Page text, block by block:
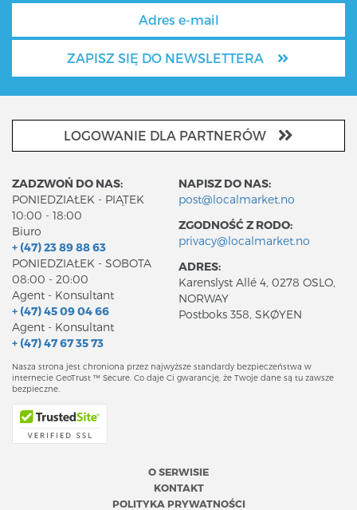
ZAPISZ SIĘ DO NEWSLETTERA
LOGOWANIE DLA PARTNERÓW
ZADZWOŃ DO NAS:
PONIEDZIAŁEK - PIĄTEK
10:00 - 18:00
Biuro
+ (47) 23 89 88 63
PONIEDZIAŁEK - SOBOTA
08:00 - 20:00
Agent - Konsultant
+ (47) 45 09 04 66
Agent - Konsultant
+ (47) 47 67 35 73
NAPISZ DO NAS:
post@localmarket.no
ZGODNOŚĆ Z RODO:
privacy@localmarket.no
ADRES:
Karenslyst Allé 4, 0278 OSLO,
NORWAY
Postboks 358, SKØYEN
Nasza strona jest chroniona przez najwyższe standardy bezpieczeństwa w
internecie GeoTrust ™ Secure. Co daje Ci gwarancję, że Twoje dane są tu zawsze
bezpieczne.
O SERWISIE
KONTAKT
POLITYKA PRYWATNOŚCI